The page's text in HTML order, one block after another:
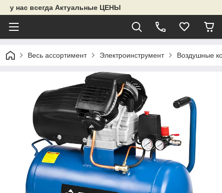
у нас всегда Актуальные ЦЕНЫ
Весь ассортимент Электроинструмент Воздушные